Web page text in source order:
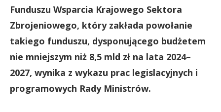
Funduszu Wsparcia Krajowego Sektora
Zbrojeniowego, który zakłada powołanie
takiego funduszu, dysponującego budżetem
nie mniejszym niż 8,5 mld zł na lata 2024–
2027, wynika z wykazu prac legislacyjnych i
programowych Rady Ministrów.